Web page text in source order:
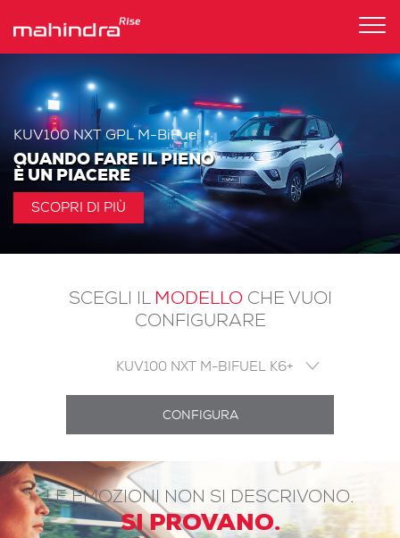
KUV100 NXT GPL M-BiFuel
QUANDO FARE IL PIENO
È UN PIACERE
SCOPRI DI PIÙ
SCEGLI IL MODELLOCHE VUOI
CONFIGURARE
KUV100 NXT M-BIFUEL K6+
LE EMOZIONI NON SI DESCRIVONO.
SI PROVANO.